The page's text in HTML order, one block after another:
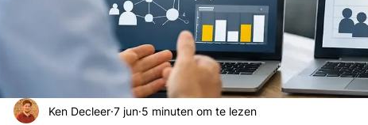
Ken Decleer 7 jun 5 minuten om te lezen